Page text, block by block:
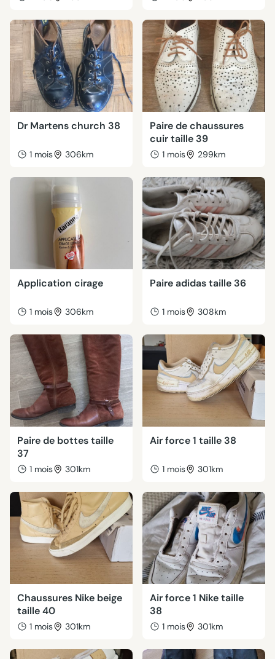
Dr Martens church 38
1 mois 306km
Paire de chaussures
cuir taille 39
1 mois 299km
Application cirage
1 mois 306km
Paire adidas taille 36
1 mois 308km
Paire de bottes taille
37
1 mois 301km
Air force 1 taille 38
1 mois 301km
Chaussures Nike beige
taille 40
1 mois 301km
Air force 1 Nike taille
38
1 mois 301km